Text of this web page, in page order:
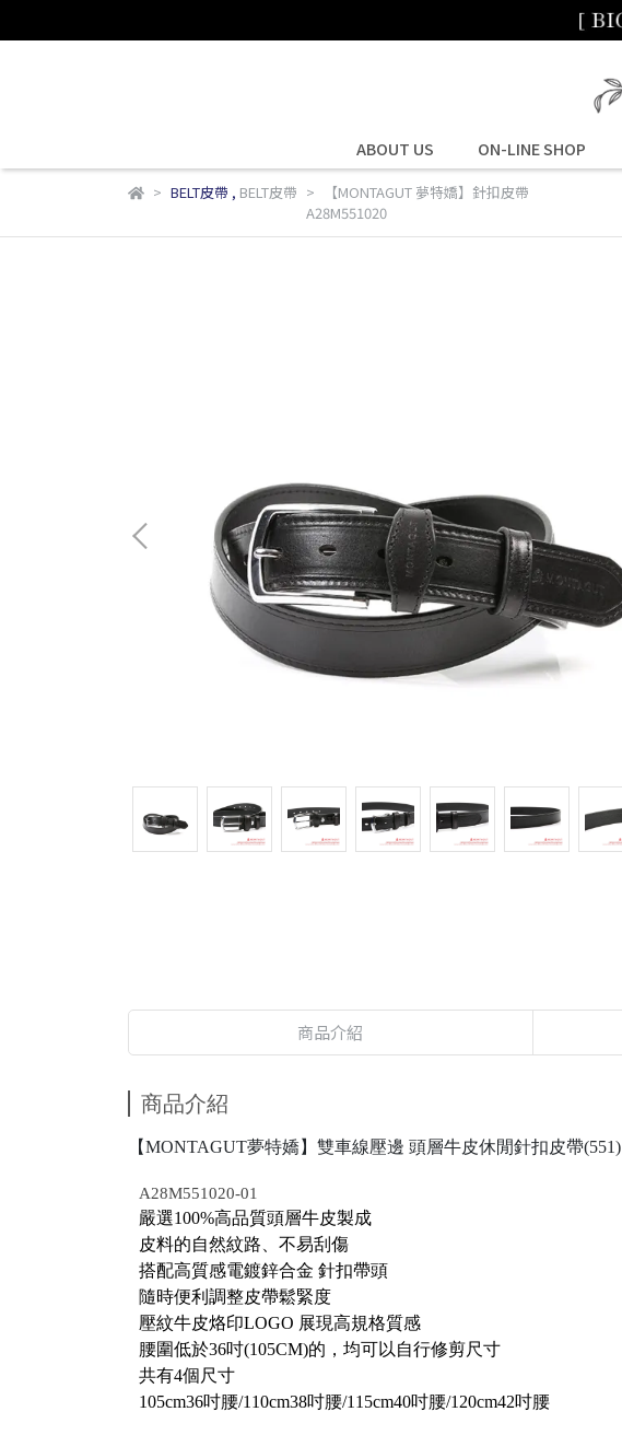
ABOUT US ON-LINE SHOP
BELT皮帶 , BELT皮帶
【MONTAGUT 夢特嬌】針扣皮帶
A28M551020
商品介紹
商品介紹
【MONTAGUT夢特嬌】雙車線壓邊 頭層牛皮休閒針扣皮帶(551)
A28M551020-01
嚴選100%高品質頭層牛皮製成
皮料的自然紋路、不易刮傷
搭配高質感電鍍鋅合金 針扣帶頭
隨時便利調整皮帶鬆緊度
壓紋牛皮烙印LOGO 展現高規格質感
腰圍低於36吋(105CM)的，均可以自行修剪尺寸
共有4個尺寸
105cm36吋腰/110cm38吋腰/115cm40吋腰/120cm42吋腰